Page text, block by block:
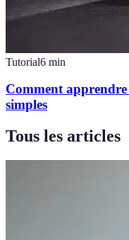
Tutorial6 min
Comment
simples
Tous les articles